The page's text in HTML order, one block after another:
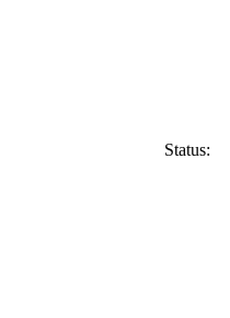
Status: